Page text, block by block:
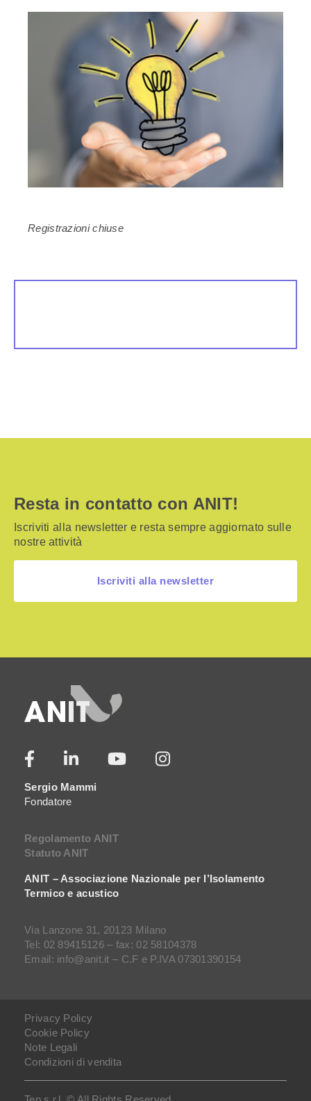
Registrazioni chiuse
Resta in contatto con ANIT!
Iscriviti alla newsletter e resta sempre aggiornato sulle
nostre attività
Iscriviti alla newsletter
Sergio Mammi
Fondatore
Regolamento ANIT
Statuto ANIT
ANIT – Associazione Nazionale per l’Isolamento
Termico e acustico
Via Lanzone 31, 20123 Milano
Tel: 02 89415126 – fax: 02 58104378
Email: info@anit.it – C.F e P.IVA 07301390154
Privacy Policy
Cookie Policy
Note Legali
Condizioni di vendita